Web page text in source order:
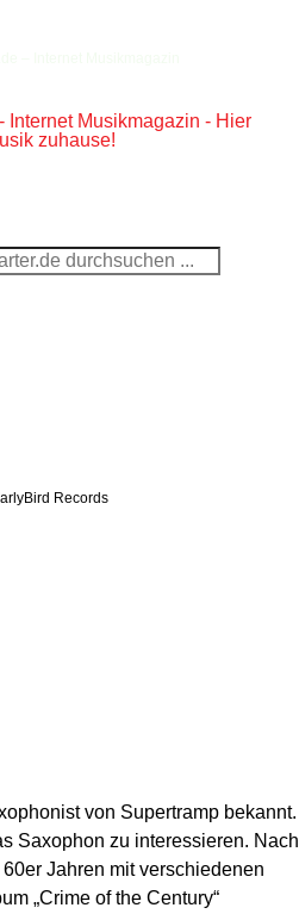
Records
von Supertramp bekannt.
Saxophon zu interessieren. Nach
Jahren mit verschiedenen
„Crime of the Century“